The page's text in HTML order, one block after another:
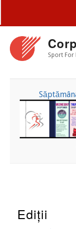
main
content
Sport For
Ediții